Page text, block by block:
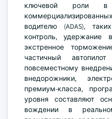
ключевой роли в
водителю (ADAS),
контроль, удержание
экстренное
частичный
повсеместному
внедорожники,
премиум-класса,
уровня составляют
вождении в